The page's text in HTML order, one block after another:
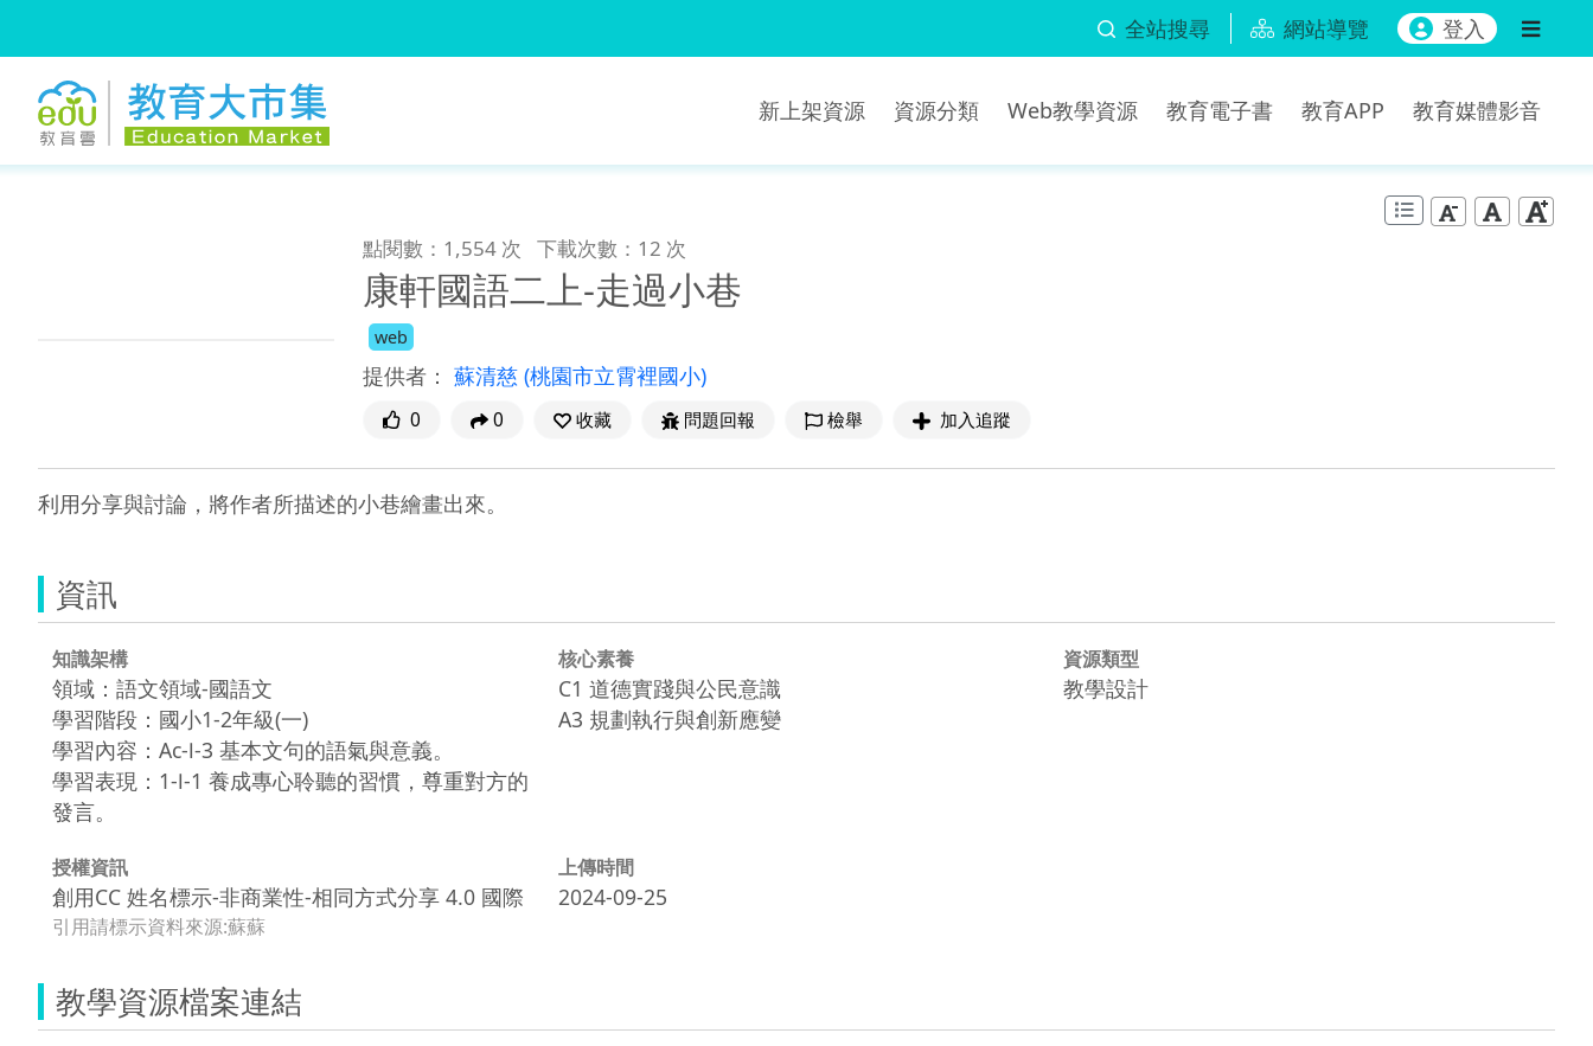
全站搜尋 網站導覽 登入
新上架資源 資源分類 Web教學資源 教育電子書 教育APP 教育媒體影音
點閱數：1,554 次 下載次數：12 次
康軒國語二上-走過小巷
web
提供者： 蘇清慈 (桃園市立霄裡國小)
0 0 收藏 問題回報 檢舉 加入追蹤
利用分享與討論，將作者所描述的小巷繪畫出來。
資訊
知識架構
領域：語文領域-國語文
學習階段：國小1-2年級(一)
學習內容：Ac-Ⅰ-3 基本文句的語氣與意義。
學習表現：1-Ⅰ-1 養成專心聆聽的習慣，尊重對方的
發言。
核心素養
C1 道德實踐與公民意識
A3 規劃執行與創新應變
資源類型
教學設計
授權資訊
創用CC 姓名標示-非商業性-相同方式分享 4.0 國際
引用請標示資料來源:蘇蘇
上傳時間
2024-09-25
教學資源檔案連結